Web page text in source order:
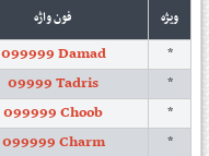
ویژه فون واژه
*
099999 Damad
*
09999 Tadris
*
099999 Choob
*
099999 Charm